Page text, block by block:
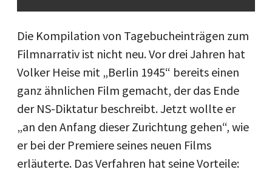
Die Kompilation von Tagebucheinträgen zum
Filmnarrativ ist nicht neu. Vor drei Jahren hat
Volker Heise mit „Berlin 1945“ bereits einen
ganz ähnlichen Film gemacht, der das Ende
der NS-Diktatur beschreibt. Jetzt wollte er
„an den Anfang dieser Zurichtung gehen“, wie
er bei der Premiere seines neuen Films
erläuterte. Das Verfahren hat seine Vorteile: